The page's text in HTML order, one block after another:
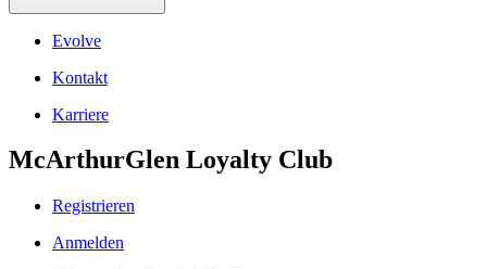
Evolve
Kontakt
Karriere
McArthurGlen Loyalty Club
Registrieren
Anmelden